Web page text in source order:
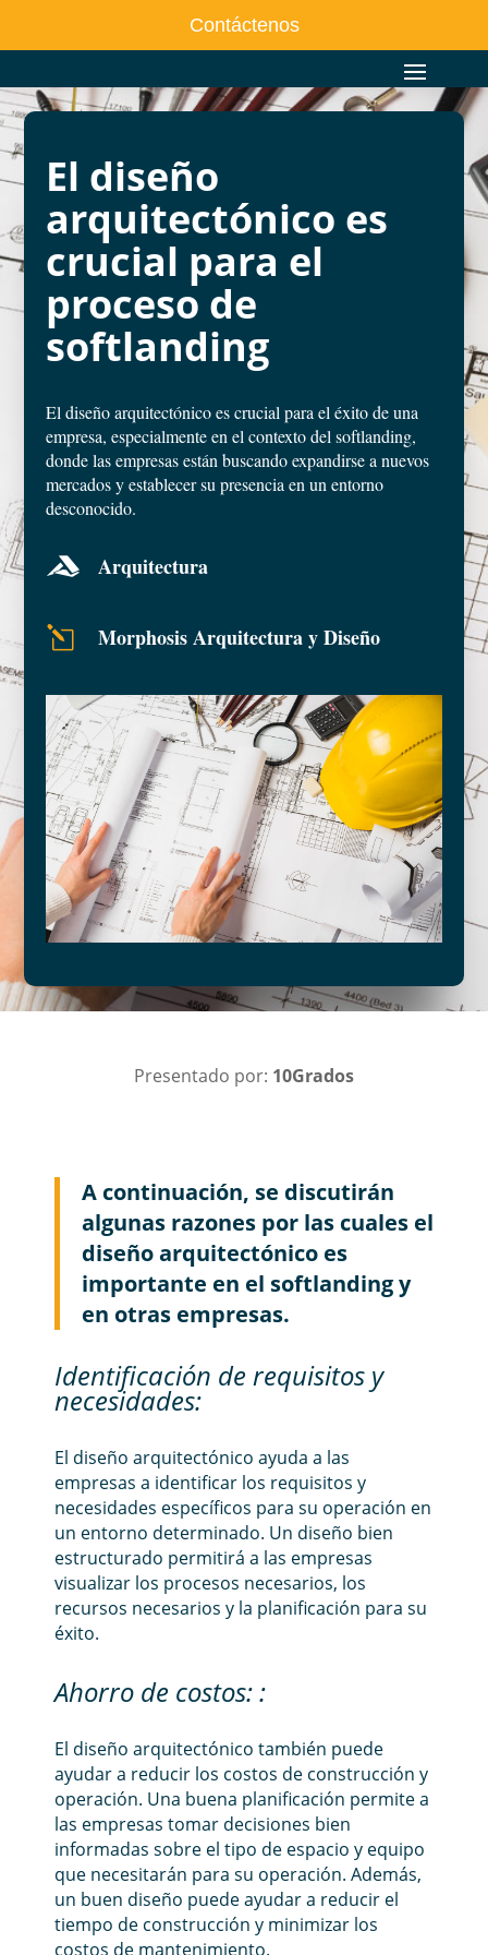
Contáctenos
El diseño
arquitectónico es
crucial para el
proceso de
softlanding
El diseño arquitectónico es crucial para el éxito de una
empresa, especialmente en el contexto del softlanding,
donde las empresas están buscando expandirse a nuevos
mercados y establecer su presencia en un entorno
desconocido.
 Arquitectura
l Morphosis Arquitectura y Diseño
Presentado por: 10Grados
A continuación, se discutirán
algunas razones por las cuales el
diseño arquitectónico es
importante en el softlanding y
en otras empresas.
Identificación de requisitos y
necesidades:
El diseño arquitectónico ayuda a las
empresas a identificar los requisitos y
necesidades específicos para su operación en
un entorno determinado. Un diseño bien
estructurado permitirá a las empresas
visualizar los procesos necesarios, los
recursos necesarios y la planificación para su
éxito.
Ahorro de costos: :
El diseño arquitectónico también puede
ayudar a reducir los costos de construcción y
operación. Una buena planificación permite a
las empresas tomar decisiones bien
informadas sobre el tipo de espacio y equipo
que necesitarán para su operación. Además,
un buen diseño puede ayudar a reducir el
tiempo de construcción y minimizar los
costos de mantenimiento.